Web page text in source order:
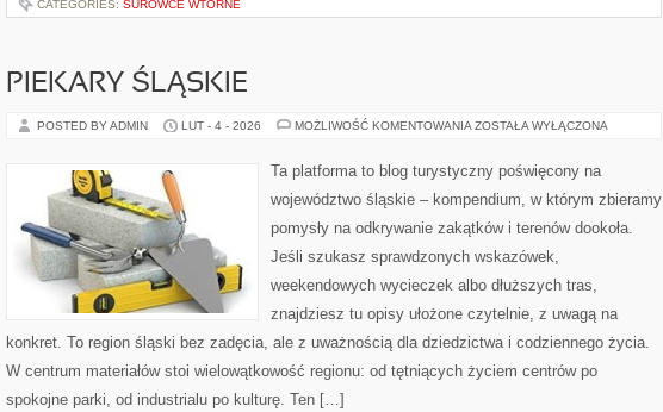
CATEGORIES: SUROWCE WTÓRNE
PIEKARY ŚLĄSKIE
POSTED BY ADMIN LUT - 4 - 2026 MOŻLIWOŚĆ KOMENTOWANIA PIEKARY
ZOSTAŁA WYŁĄCZONA
Ta platforma to blog turystyczny poświęcony na
województwo śląskie – kompendium, w którym zbieramy
pomysły na odkrywanie zakątków i terenów dookoła.
Jeśli szukasz sprawdzonych wskazówek,
weekendowych wycieczek albo dłuższych tras,
znajdziesz tu opisy ułożone czytelnie, z uwagą na
konkret. To region śląski bez zadęcia, ale z uważnością dla dziedzictwa i codziennego życia.
W centrum materiałów stoi wielowątkowość regionu: od tętniących życiem centrów po
spokojne parki, od industrialu po kulturę. Ten […]